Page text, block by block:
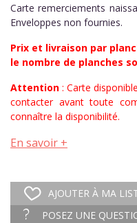
Carte remerciements
Enveloppes non fournies.
Prix et livraison par
le nombre de planches
Attention : Carte
contacter avant toute
connaître la disponibilité.
En savoir +
AJOUTER À MA
POSEZ UNE